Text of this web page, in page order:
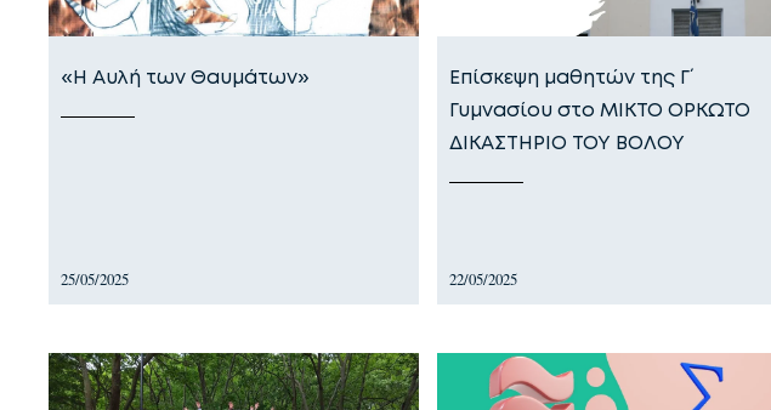
«Η Αυλή των Θαυμάτων»
25/05/2025
Επίσκεψη μαθητών της Γ΄
Γυμνασίου στο ΜΙΚΤΟ ΟΡΚΩΤΟ
ΔΙΚΑΣΤΗΡΙΟ ΤΟΥ ΒΟΛΟΥ
22/05/2025